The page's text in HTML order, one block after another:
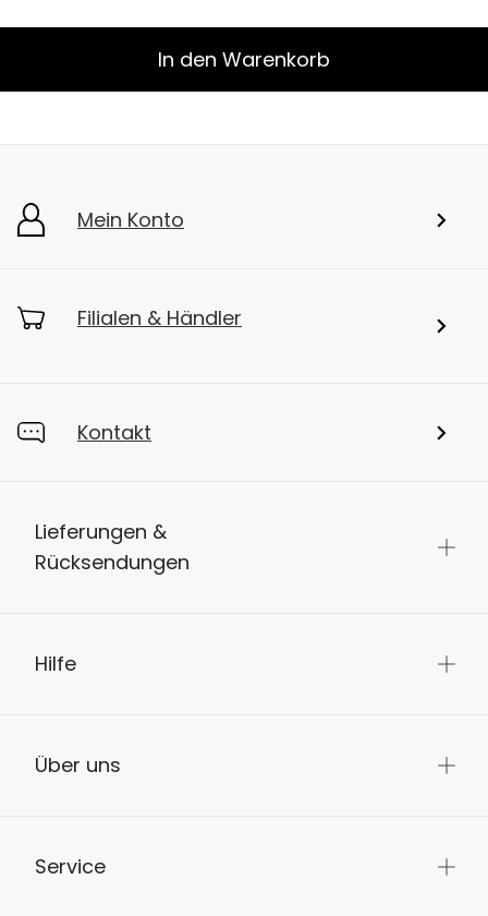
In den Warenkorb
Mein Konto
Filialen & Händler
Kontakt
Lieferungen &
Rücksendungen
Hilfe
Über uns
Service